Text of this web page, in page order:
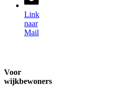
Link
naar
Mail
Voor
wijkbewoners